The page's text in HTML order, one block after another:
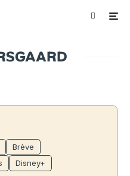
Brève
Disney+